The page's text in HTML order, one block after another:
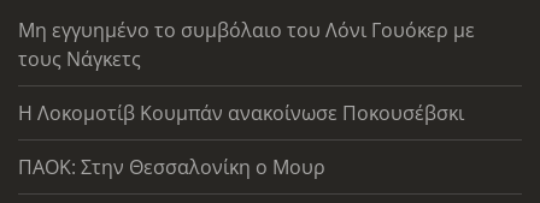
Μη εγγυημένο το συμβόλαιο του Λόνι Γουόκερ με
τους Νάγκετς
Η Λοκομοτίβ Κουμπάν ανακοίνωσε Ποκουσέβσκι
ΠΑΟΚ: Στην Θεσσαλονίκη ο Μουρ